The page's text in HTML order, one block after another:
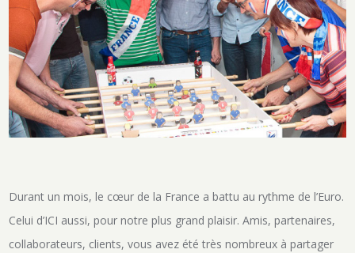
Durant un mois, le cœur de la France a battu au rythme de l’Euro.
Celui d’ICI aussi, pour notre plus grand plaisir. Amis, partenaires,
collaborateurs, clients, vous avez été très nombreux à partager